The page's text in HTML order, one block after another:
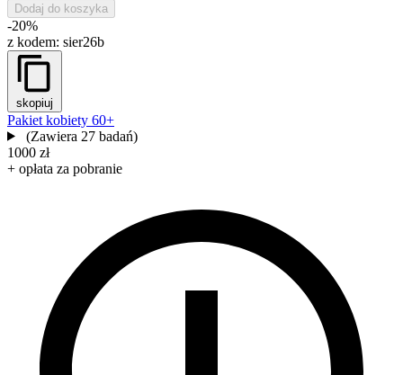
Dodaj do koszyka
-20%
z kodem: sier26b
skopiuj
Pakiet kobiety 60+
(Zawiera 27 badań)
1000 zł
+ opłata za pobranie